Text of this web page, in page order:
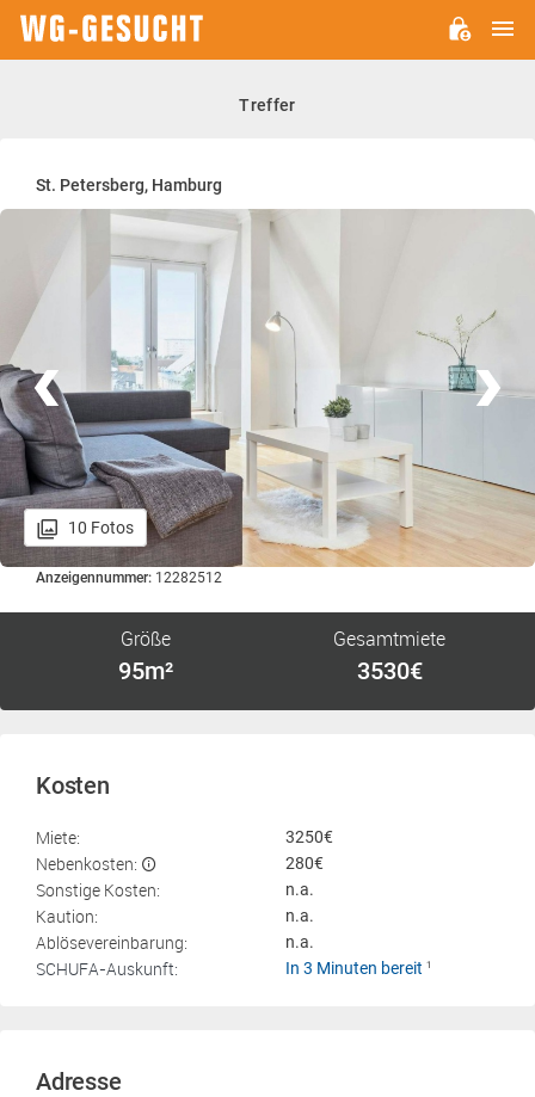
Treffer
St. Petersberg, Hamburg
10 Fotos
Anzeigennummer: 12282512
Größe
95m²
Gesamtmiete
3530€
Kosten
Miete: 3250€
Nebenkosten: 280€
Sonstige Kosten: n.a.
Kaution: n.a.
Ablösevereinbarung: n.a.
SCHUFA-Auskunft: In 3 Minuten bereit 1
Adresse